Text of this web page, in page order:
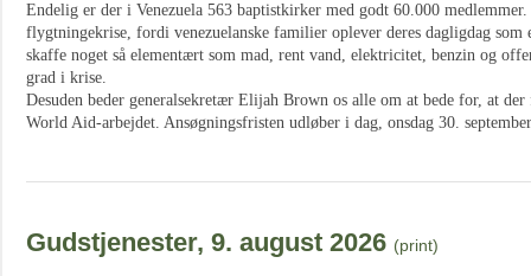
Endelig er der i Venezuela 563 baptistkirker med godt 60.000
flygtningekrise, fordi venezuelanske familier oplever deres dagligdag som
skaffe noget så elementært som mad, rent vand, elektricitet, benzin og
grad i krise.
Desuden beder generalsekretær Elijah Brown os alle om at bede for, at
World Aid-arbejdet. Ansøgningsfristen udløber i dag, onsdag 30.
Gudstjenester, 9. august 2026 (print)